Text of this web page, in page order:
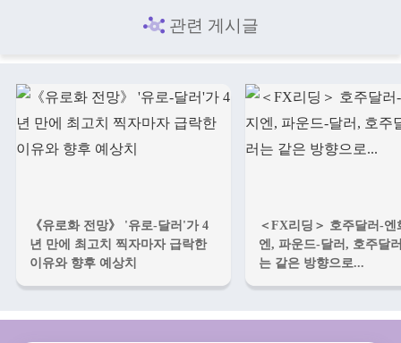
관련 게시글
《유로화 전망》 '유로-달러'가 4
년 만에 최고치 찍자마자 급락한
이유와 향후 예상치
＜FX리딩＞ 호주달러-엔
엔, 파운드-달러, 호주달
는 같은 방향으로...